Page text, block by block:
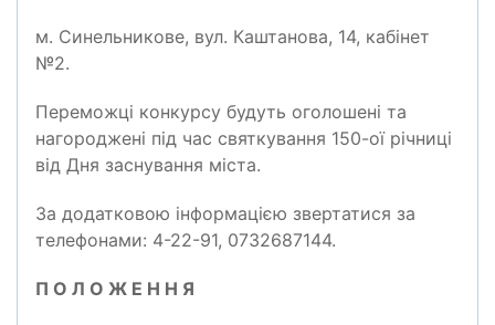
м. Синельникове, вул. Каштанова, 14, кабінет
№2.
Переможці конкурсу будуть оголошені та
нагороджені під час святкування 150-ої річниці
від Дня заснування міста.
За додатковою інформацією звертатися за
телефонами: 4-22-91, 0732687144.
П О Л О Ж Е Н Н Я